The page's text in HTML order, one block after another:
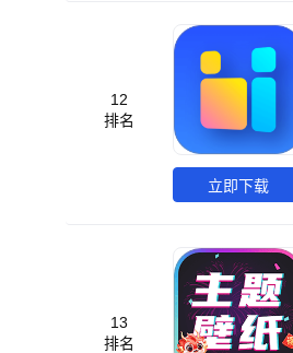
12
排名
立即下载
13
排名